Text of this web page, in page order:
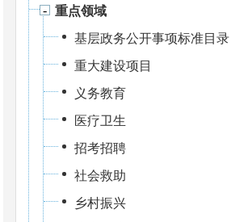
重点领域
基层政务公开事项标准目录
重大建设项目
义务教育
医疗卫生
招考招聘
社会救助
乡村振兴